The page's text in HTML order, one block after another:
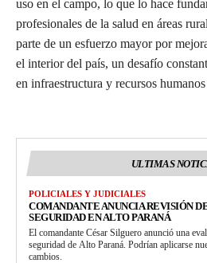
uso en el campo, lo que lo hace
profesionales de la salud en áreas
parte de un esfuerzo mayor por
el interior del país, un desafío
en infraestructura y recursos humanos
ULTIMAS
POLICIALES Y JUDICIALES
COMANDANTE ANUNCIA REVISIÓN
SEGURIDAD EN ALTO PARANÁ
El comandante César Silguero anunció una
seguridad de Alto Paraná. Podrían aplicarse
cambios.